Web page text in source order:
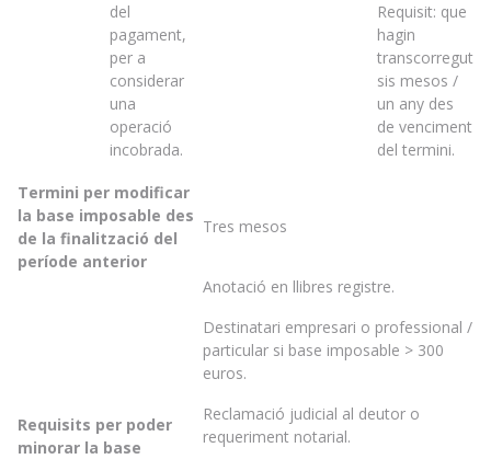
del
pagament,
per a
considerar
una
operació
incobrada.
Requisit: que
hagin
transcorregut
sis mesos /
un any des
de venciment
del termini.
Termini per modificar
la base imposable des
de la finalització del
període anterior
Tres mesos
Requisits per poder
minorar la base
Anotació en llibres registre.
Destinatari empresari o professional /
particular si base imposable > 300
euros.
Reclamació judicial al deutor o
requeriment notarial.